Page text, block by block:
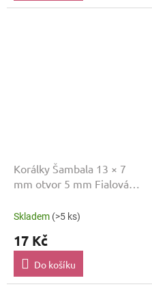
Korálky Šambala 13 × 7
mm otvor 5 mm Fialová
Skladem (>5 ks)
17 Kč
Do košíku